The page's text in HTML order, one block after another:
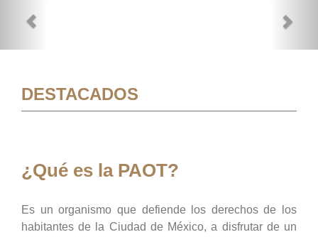
DESTACADOS
¿Qué es la PAOT?
Es un organismo que defiende los derechos de los
habitantes de la Ciudad de México, a disfrutar de un